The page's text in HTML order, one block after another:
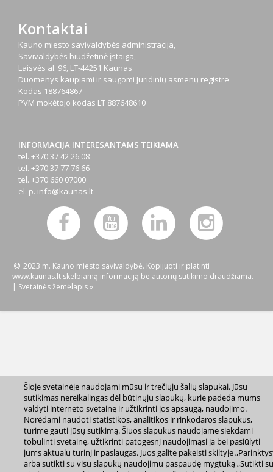
Kontaktai
Kauno miesto savivaldybės administracija,
Savivaldybės biudžetinė įstaiga,
Laisvės al. 96, LT-44251 Kaunas
Duomenys kaupiami ir saugomi Juridinių asmenų registre
Kodas 188764867
PVM mokėtojo kodas LT 887648610
INFORMACIJA INTERESANTAMS TEIKIAMA
tel. +370 37 42 26 08
tel. +370 37 77 76 66
tel. +370 660 07000
el. p. info@kaunas.lt
2023 m. Kauno miesto savivaldybė. Kopijuoti ir platinti
www.kaunas.lt skelbiamą informaciją be autorių sutikimo draudžiama.
| Svetainės žemėlapis »
Šioje svetainėje naudojami mūsų ir trečiųjų šalių slapukai. Jūsų
sutikimas nereikalingas dėl būtinųjų slapukų, kurie padeda mums
valdyti interneto svetainę ir užtikrinti jos apsaugą, naudojimo.
Norėdami naudoti statistikos, analitikos ir rinkodaros slapukus,
turime gauti jūsų sutikimą. Šiuos slapukus naudojame siekdami
tobulinti svetainę, užtikrinti patogesnį naudojimąsi ja bei pasiūlyti
jums aktualų turinį ir paslaugas. Juos galite pakeisti skiltyje
arba sutikti su visų slapukų naudojimu paspaudę mygtuką „Sutikti su